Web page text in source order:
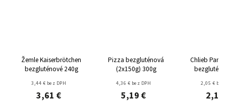
Žemle Kaiserbrötchen
bezgluténové 240g
3,44 € bez DPH
3,61 €
Pizza bezgluténová
(2x150g) 300g
4,36 € bez DPH
5,19 €
Chlieb Pan
2,05 € bez
2,15